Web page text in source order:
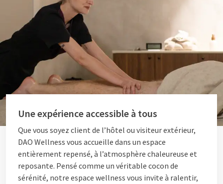
Une expérience accessible à tous
Que vous soyez client de l’hôtel ou visiteur extérieur,
DAO Wellness vous accueille dans un espace
entièrement repensé, à l’atmosphère chaleureuse et
reposante. Pensé comme un véritable cocon de
sérénité, notre espace wellness vous invite à ralentir,